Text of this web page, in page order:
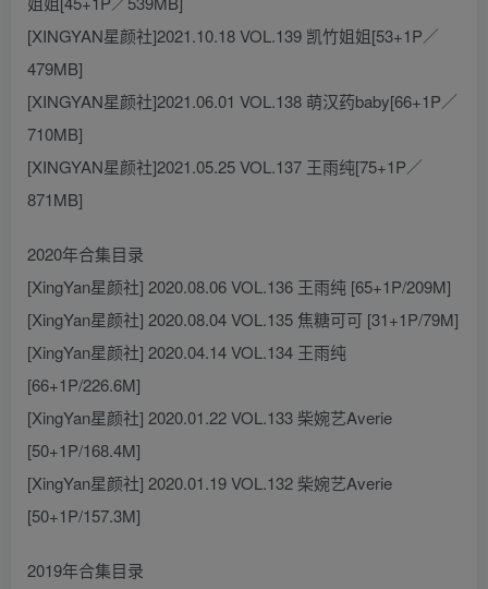
[XINGYAN星颜社]2021.10.18 VOL.139 凯竹姐姐[53+1P／
479MB]
[XINGYAN星颜社]2021.06.01 VOL.138 萌汉药baby[66+1P／
710MB]
[XINGYAN星颜社]2021.05.25 VOL.137 王雨纯[75+1P／
871MB]
2020年合集目录
[XingYan星颜社] 2020.08.06 VOL.136 王雨纯 [65+1P/209M]
[XingYan星颜社] 2020.08.04 VOL.135 焦糖可可 [31+1P/79M]
[XingYan星颜社] 2020.04.14 VOL.134 王雨纯
[66+1P/226.6M]
[XingYan星颜社] 2020.01.22 VOL.133 柴婉艺Averie
[50+1P/168.4M]
[XingYan星颜社] 2020.01.19 VOL.132 柴婉艺Averie
[50+1P/157.3M]
2019年合集目录